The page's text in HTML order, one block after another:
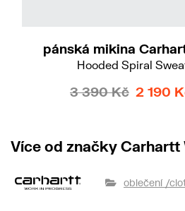
pánská mikina
Hooded Spiral
3 390 Kč 2 190
Více od značky Carhartt
oblečení /